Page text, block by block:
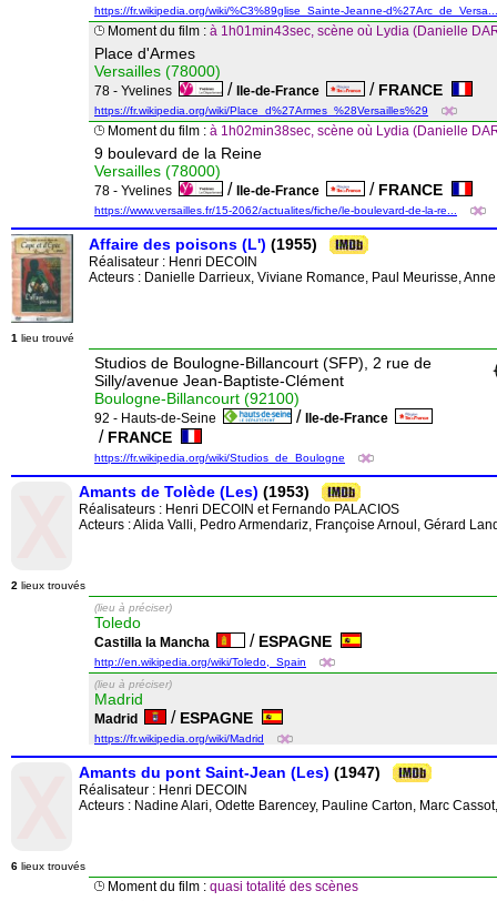
https://fr.wikipedia.org/wiki/%C3%89glise_Sainte-Jeanne-d%27Arc_de_Versa...
Moment du film : à 1h01min43sec, scène où Lydia (Danielle
Place d'Armes
Versailles (78000)
78 - Yvelines / Ile-de-France / FRANCE
https://fr.wikipedia.org/wiki/Place_d%27Armes_%28Versailles%29
Moment du film : à 1h02min38sec, scène où Lydia (Danielle
9 boulevard de la Reine
Versailles (78000)
78 - Yvelines / Ile-de-France / FRANCE
https://www.versailles.fr/15-2062/actualites/fiche/le-boulevard-de-la-re...
Affaire des poisons (L') (1955)
Réalisateur : Henri DECOIN
Acteurs : Danielle Darrieux, Viviane Romance, Paul Meurisse,
1 lieu trouvé
Studios de Boulogne-Billancourt (SFP), 2 rue de
Silly/avenue Jean-Baptiste-Clément
Boulogne-Billancourt (92100)
92 - Hauts-de-Seine / Ile-de-France
/ FRANCE
https://fr.wikipedia.org/wiki/Studios_de_Boulogne
Amants de Tolède (Les) (1953)
Réalisateurs : Henri DECOIN et Fernando PALACIOS
Acteurs : Alida Valli, Pedro Armendariz, Françoise Arnoul, Gérard
2 lieux trouvés
(lieu à préciser)
Toledo
Castilla la Mancha / ESPAGNE
http://en.wikipedia.org/wiki/Toledo,_Spain
(lieu à préciser)
Madrid
Madrid / ESPAGNE
https://fr.wikipedia.org/wiki/Madrid
Amants du pont Saint-Jean (Les) (1947)
Réalisateur : Henri DECOIN
Acteurs : Nadine Alari, Odette Barencey, Pauline Carton, Marc
6 lieux trouvés
Moment du film : quasi totalité des scènes